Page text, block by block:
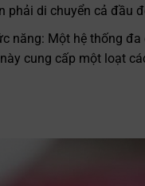
phải di chuyển cả đầu
năng: Một hệ thống
cung cấp một loạt